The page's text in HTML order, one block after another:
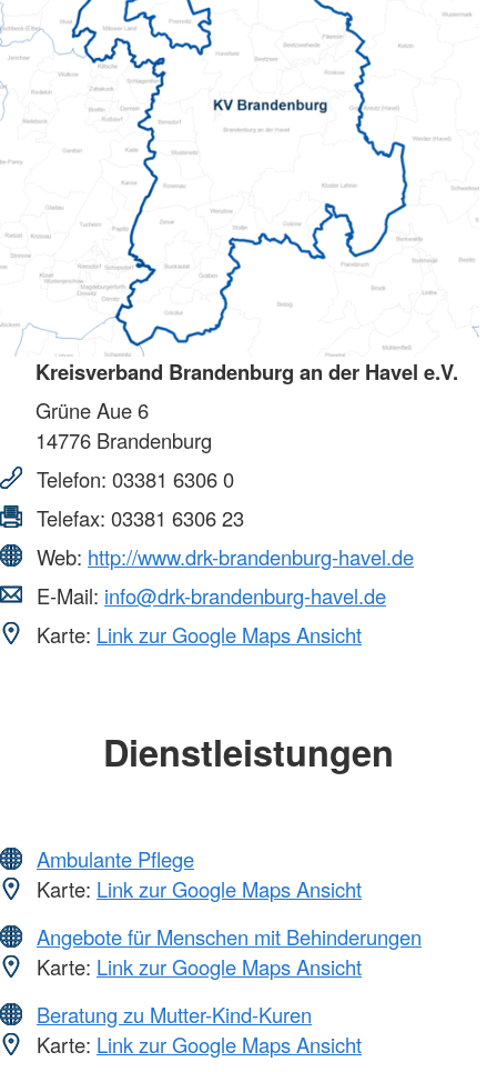
Kreisverband Brandenburg an der Havel e.V.
Grüne Aue 6
14776 Brandenburg
Telefon: 03381 6306 0
Telefax: 03381 6306 23
Web: http://www.drk-brandenburg-havel.de
E-Mail: info@drk-brandenburg-havel.de
Karte: Link zur Google Maps Ansicht
Dienstleistungen
Ambulante Pflege
Karte: Link zur Google Maps Ansicht
Angebote für Menschen mit Behinderungen
Karte: Link zur Google Maps Ansicht
Beratung zu Mutter-Kind-Kuren
Karte: Link zur Google Maps Ansicht